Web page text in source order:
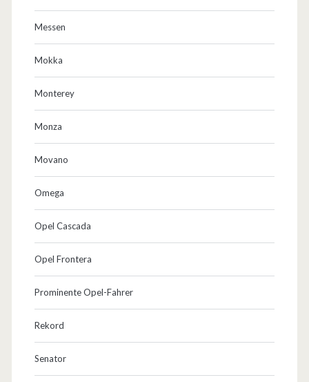
Messen
Mokka
Monterey
Monza
Movano
Omega
Opel Cascada
Opel Frontera
Prominente Opel-Fahrer
Rekord
Senator